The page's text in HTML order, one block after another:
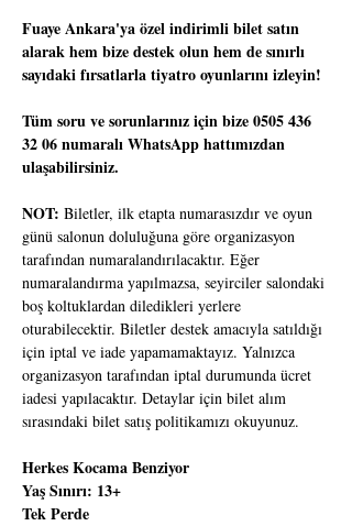
Fuaye Ankara'ya özel indirimli bilet satın
alarak hem bize destek olun hem de sınırlı
sayıdaki fırsatlarla tiyatro oyunlarını izleyin!
Tüm soru ve sorunlarınız için bize 0505 436
32 06 numaralı WhatsApp hattımızdan
ulaşabilirsiniz.
NOT: Biletler, ilk etapta numarasızdır ve oyun
günü salonun doluluğuna göre organizasyon
tarafından numaralandırılacaktır. Eğer
numaralandırma yapılmazsa, seyirciler salondaki
boş koltuklardan diledikleri yerlere
oturabilecektir. Biletler destek amacıyla satıldığı
için iptal ve iade yapamamaktayız. Yalnızca
organizasyon tarafından iptal durumunda ücret
iadesi yapılacaktır. Detaylar için bilet alım
sırasındaki bilet satış politikamızı okuyunuz.
Herkes Kocama Benziyor
Yaş Sınırı: 13+
Tek Perde